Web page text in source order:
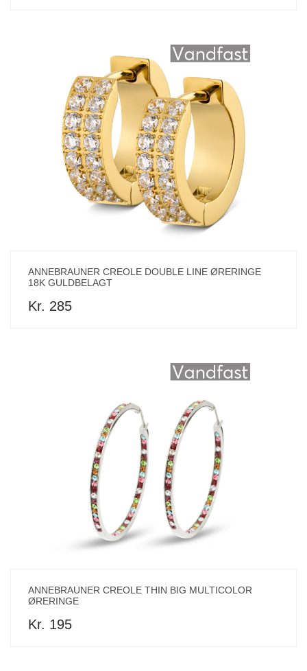
ANNEBRAUNER CREOLE DOUBLE LINE ØRERINGE
18K GULDBELAGT
Kr. 285
ANNEBRAUNER CREOLE THIN BIG MULTICOLOR
ØRERINGE
Kr. 195